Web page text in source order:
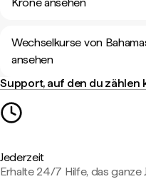
Wechselkurse von
ansehen
Support, auf den du zählen
Jederzeit
Erhalte 24/7 Hilfe, das ganze